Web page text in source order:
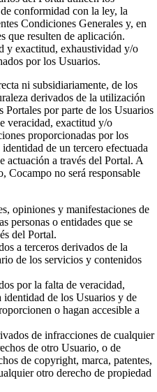
conformidad con la ley, la
Condiciones Generales y, en
que resulten de aplicación.
y exactitud, exhaustividad y/o
por los Usuarios.
ni subsidiariamente, de los
derivados de la utilización
por parte de los Usuarios
veracidad, exactitud y/o
proporcionadas por los
de un tercero efectuada
actuación a través del Portal. A
no será responsable
opiniones y manifestaciones de
personas o entidades que se
del Portal.
a terceros derivados de la
de los servicios y contenidos
por la falta de veracidad,
de los Usuarios y de
o hagan accesible a
de infracciones de cualquier
de otro Usuario, o de
de copyright, marca, patentes,
otro derecho de propiedad